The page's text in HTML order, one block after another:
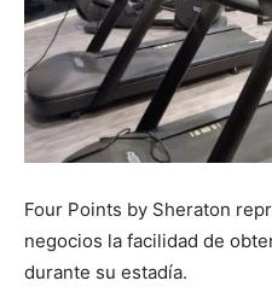
Four Points by Sheraton
negocios la facilidad de
durante su estadía.